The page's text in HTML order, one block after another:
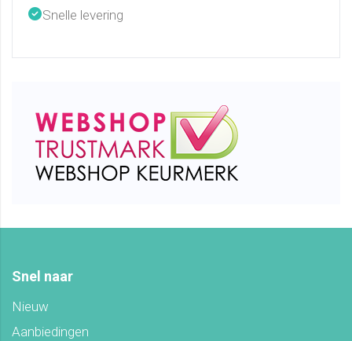
Snelle levering
Snel naar
Nieuw
Aanbiedingen